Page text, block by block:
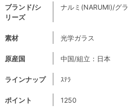
ブランド/シ
リーズ
ナルミ(NARUMI)/グ
素材 光学ガラス
原産国 中国/組立：日本
ラインナップ ｽﾃﾗ
ポイント 1250